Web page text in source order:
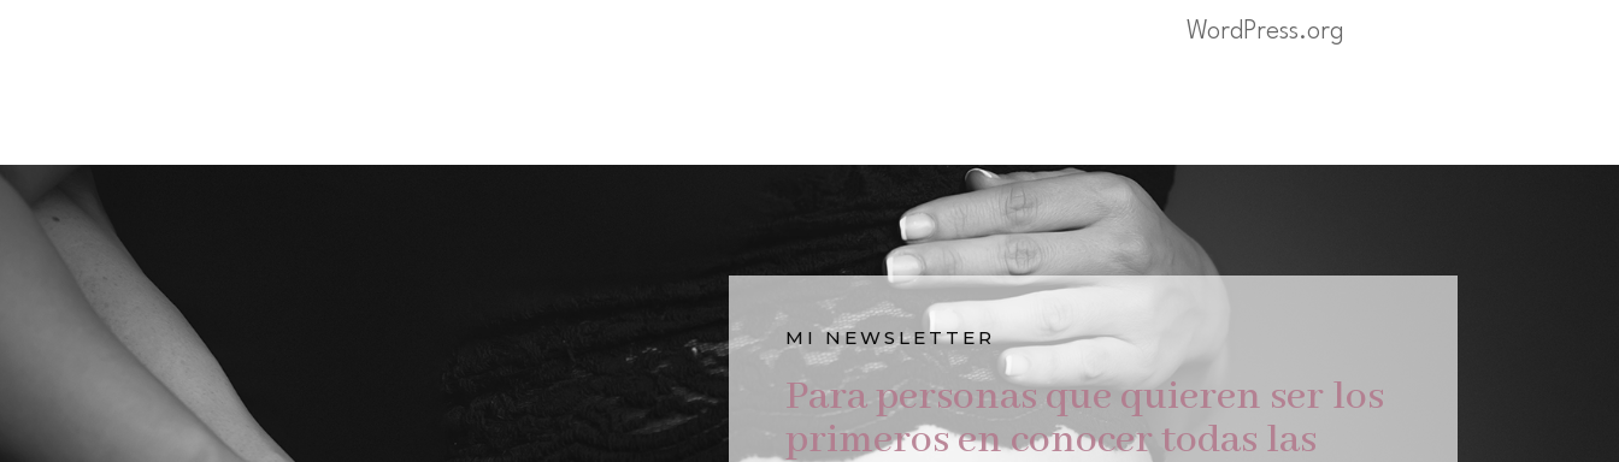
WordPress.org
MI NEWSLETTER
Para personas que quieren ser los
primeros en conocer todas las